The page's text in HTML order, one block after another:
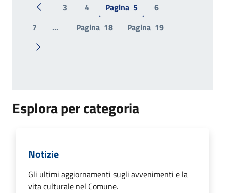
Pagina precedente
3 4 Pagina 5
6
7
... Pagina 18 Pagina 19
Pagina successiva
Esplora per categoria
Notizie
Gli ultimi aggiornamenti sugli avvenimenti e la
vita culturale nel Comune.